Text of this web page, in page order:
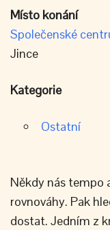
Místo konání
Společenské
Jince
Kategorie
Ostatní
Někdy nás tempo
rovnováhy. Pak
dostat. Jedním z